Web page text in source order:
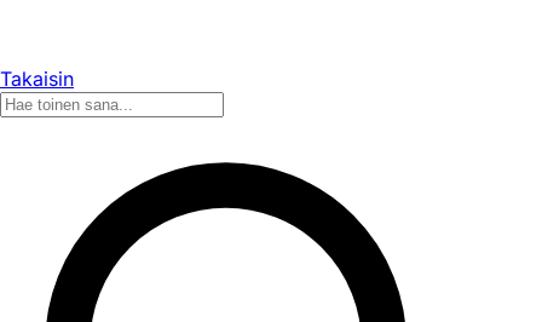
Takaisin